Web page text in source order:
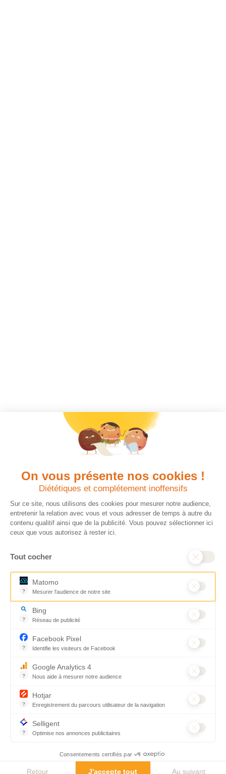
On vous présente nos cookies !
Diététiques et complétement inoffensifs
Sur ce site, nous utilisons des cookies pour mesurer notre audience,
entretenir la relation avec vous et vous adresser de temps à autre du
contenu qualitif ainsi que de la publicité. Vous pouvez sélectionner ici
ceux que vous autorisez à rester ici.
Tout cocher
?
Matomo
Mesurer l'audience de notre site
Outil analytique (alternative à Google Analytics) collectant des
?
Bing
Réseau de publicité
?
Facebook Pixel
Identifie les visiteurs de Facebook
?
Google Analytics 4
Nous aide à mesurer notre audience
?
Hotjar
Enregistrement du parcours utilisateur de la navigation
?
Selligent
Optimise nos annonces publicitaires
Consentements certifiés par
Retour J'accepte tout Au suivant
Je fais un don